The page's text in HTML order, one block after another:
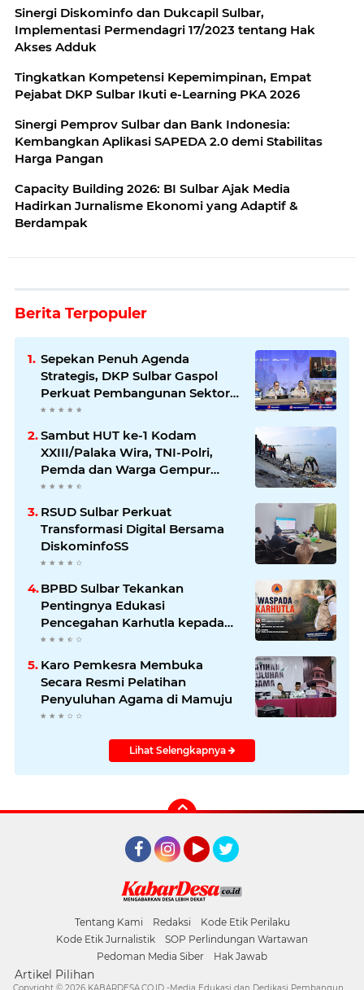
Sinergi Diskominfo dan Dukcapil Sulbar,
Implementasi Permendagri 17/2023 tentang Hak
Akses Adduk
Tingkatkan Kompetensi Kepemimpinan, Empat
Pejabat DKP Sulbar Ikuti e-Learning PKA 2026
Sinergi Pemprov Sulbar dan Bank Indonesia:
Kembangkan Aplikasi SAPEDA 2.0 demi Stabilitas
Harga Pangan
Capacity Building 2026: BI Sulbar Ajak Media
Hadirkan Jurnalisme Ekonomi yang Adaptif &
Berdampak
Berita Terpopuler
Sepekan Penuh Agenda
Strategis, DKP Sulbar Gaspol
Perkuat Pembangunan Sektor
Kelautan dan Perikanan
Sambut HUT ke-1 Kodam
XXIII/Palaka Wira, TNI-Polri,
Pemda dan Warga Gempur
Sampah di Pantai Bahari
RSUD Sulbar Perkuat
Transformasi Digital Bersama
DiskominfoSS
BPBD Sulbar Tekankan
Pentingnya Edukasi
Pencegahan Karhutla kepada
Masyarakat
Karo Pemkesra Membuka
Secara Resmi Pelatihan
Penyuluhan Agama di Mamuju
Lihat Selengkapnya
Tentang Kami Redaksi
Kode Etik Perilaku
Kode Etik Jurnalistik
SOP Perlindungan Wartawan
Pedoman Media Siber
Hak Jawab
Artikel Pilihan